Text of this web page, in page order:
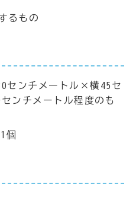
センチメートル×横45セ
ンチメートル程度のも
個